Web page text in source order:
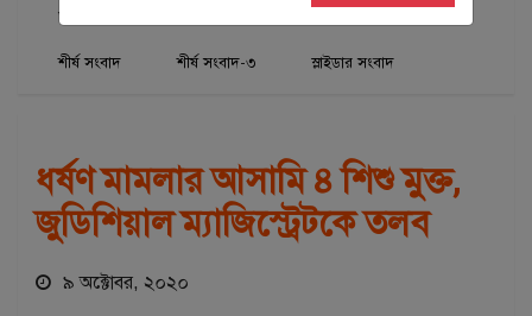
অপরাধ
শীর্ষ সংবাদ শীর্ষ সংবাদ-৩ স্লাইডার সংবাদ
ধর্ষণ মামলার আসামি ৪ শিশু মুক্ত,
জুডিশিয়াল ম্যাজিস্ট্রেটকে তলব
৯ অক্টোবর, ২০২০